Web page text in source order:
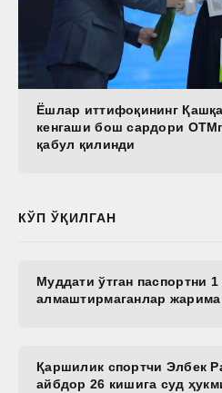
Ёшлар иттифоқининг
кенгаши бош сардори
қабул қилинди
КЎП ЎҚИЛГАН
Муддати ўтган паспортни
алмаштирмаганлар
Қаршилик спортчи Элбек
айбдор 26 кишига суд